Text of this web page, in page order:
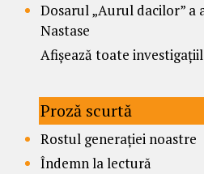
Dosarul „Aurul dacilor” a
Nastase
Afișează toate
Proză scurtă
Rostul generației noastre
Îndemn la lectură